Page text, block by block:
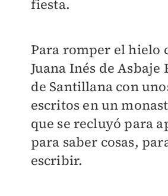
fiesta.
Para romper el hielo
Juana Inés de Asbaje
de Santillana​ con
escritos en un
que se recluyó para
para saber cosas,
escribir.